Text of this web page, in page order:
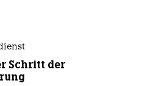
Schritt der